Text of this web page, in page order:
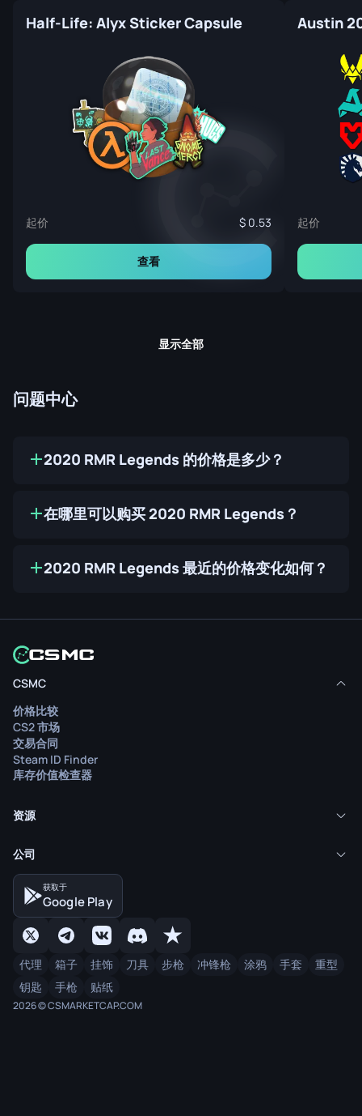
Half-Life: Alyx Sticker Capsule
起价 0.53
查看
起价
显示全部
问题中心
2020 RMR Legends 的价格是多少？
在哪里可以购买 2020 RMR Legends？
2020 RMR Legends 最近的价格变化如何？
CSMC
价格比较
CS2 市场
交易合同
Steam ID Finder
库存价值检查器
资源
公司
获取于
Google Play
代理 箱子 挂饰 刀具 步枪 冲锋枪 涂鸦 手套
重型
钥匙
手枪 贴纸
2026 © CSMARKETCAP.COM